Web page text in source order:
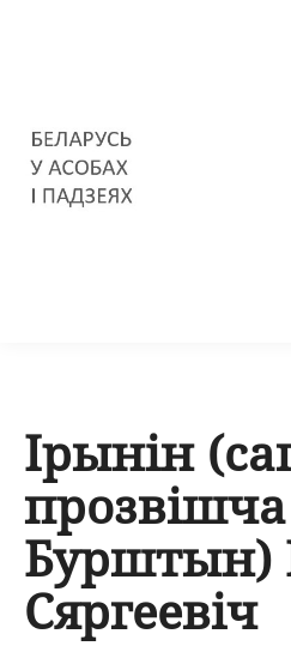
Ірынін
прозвішча
Бурштын)
Сяргеевіч